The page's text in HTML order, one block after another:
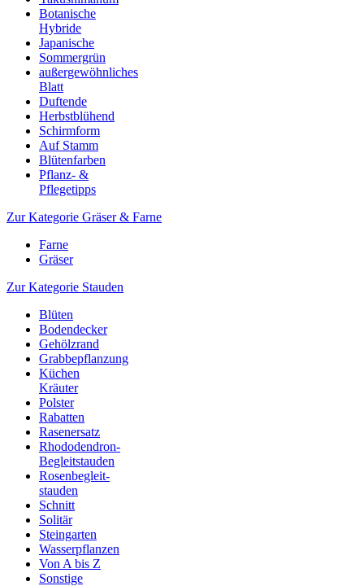
Botanische
Hybride
Japanische
Sommergrün
außergewöhnliches
Blatt
Duftende
Herbstblühend
Schirmform
Auf Stamm
Blütenfarben
Pflanz- &
Pflegetipps
Zur Kategorie Gräser & Farne
Farne
Gräser
Zur Kategorie Stauden
Blüten
Bodendecker
Gehölzrand
Grabbepflanzung
Küchen
Kräuter
Polster
Rabatten
Rasenersatz
Rhododendron-
Begleitstauden
Rosenbegleit-
stauden
Schnitt
Solitär
Steingarten
Wasserpflanzen
Von A bis Z
Sonstige